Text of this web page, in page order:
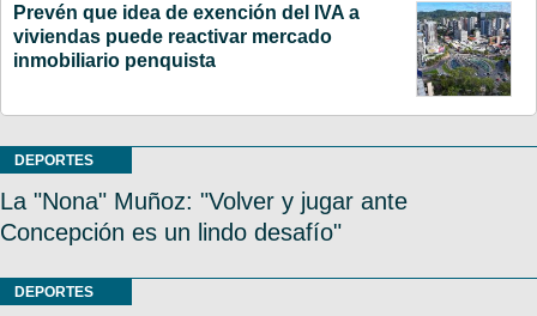
Prevén que idea de exención del IVA a
viviendas puede reactivar mercado
inmobiliario penquista
DEPORTES
La "Nona" Muñoz: "Volver y jugar ante
Concepción es un lindo desafío"
DEPORTES